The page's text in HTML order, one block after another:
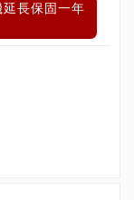
延長保固一年